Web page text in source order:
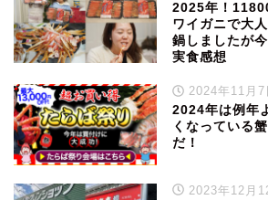
2025年！
ワイガニで大
鍋しましたが
実食感想
2024年11月7
2024年は例年
くなっている
だ！
2023年12月